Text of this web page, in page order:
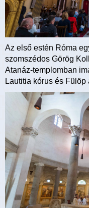
Az első estén Róma
szomszédos Görög
Atanáz-templomban
Lautitia kórus és